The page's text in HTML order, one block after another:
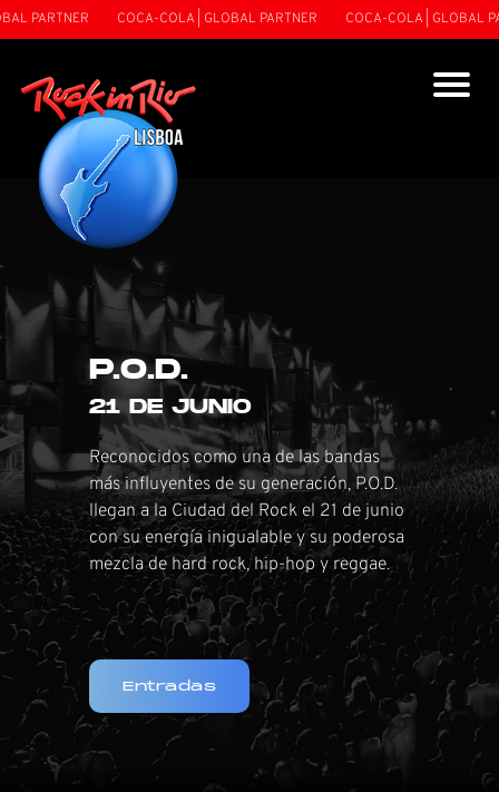
PARTNER COCA-COLA | GLOBAL PARTNER COCA-COLA | GLOBAL
P.O.D.
21 DE JUNIO
Reconocidos como una de las bandas
más influyentes de su generación, P.O.D.
llegan a la Ciudad del Rock el 21 de junio
con su energía inigualable y su poderosa
mezcla de hard rock, hip-hop y reggae.
Entradas